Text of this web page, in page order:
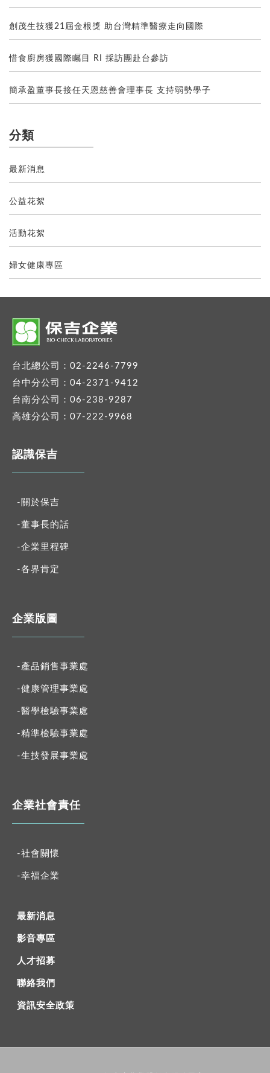
創茂生技獲21屆金根獎 助台灣精準醫療走向國際
惜食廚房獲國際矚目 RI 採訪團赴台參訪
簡承盈董事長接任天恩慈善會理事長 支持弱勢學子
分類
最新消息
公益花絮
活動花絮
婦女健康專區
台北總公司：02-2246-7799
台中分公司：04-2371-9412
台南分公司：06-238-9287
高雄分公司：07-222-9968
認識保吉
-關於保吉
-董事長的話
-企業里程碑
-各界肯定
企業版圖
-產品銷售事業處
-健康管理事業處
-醫學檢驗事業處
-精準檢驗事業處
-生技發展事業處
企業社會責任
-社會關懷
-幸福企業
最新消息
影音專區
人才招募
聯絡我們
資訊安全政策